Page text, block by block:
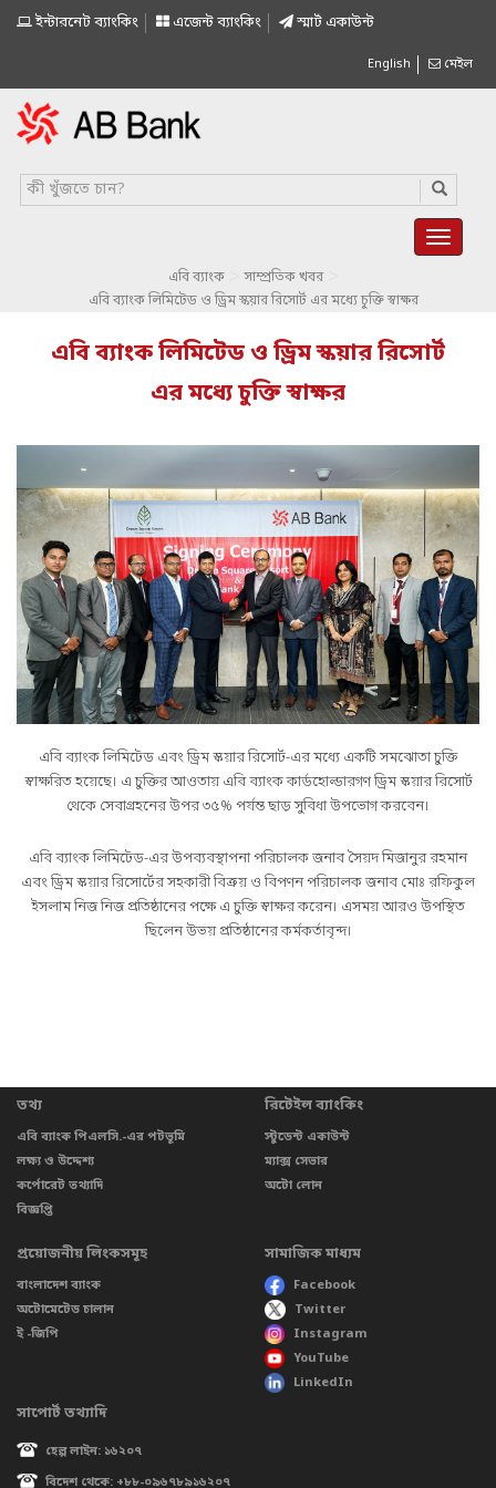
ইন্টারনেট ব্যাংকিং এজেন্ট ব্যাংকিং স্মাৰ্ট একাউন্ট
English মেইল
এবি ব্যাংক সাম্প্রতিক খবর
এবি ব্যাংক লিমিটেড ও ড্রিম স্কয়ার রিসোর্ট এর মধ্যে চুক্তি স্বাক্ষর
এবি ব্যাংক লিমিটেড ও ড্রিম স্কয়ার রিসোর্ট
এর মধ্যে চুক্তি স্বাক্ষর
এবি ব্যাংক লিমিটেড এবং ড্রিম স্কয়ার রিসোর্ট-এর মধ্যে একটি সমঝোতা চুক্তি
স্বাক্ষরিত হয়েছে। এ চুক্তির আওতায় এবি ব্যাংক কার্ডহোল্ডারগণ ড্রিম স্কয়ার রিসোর্ট
থেকে সেবাগ্রহনের উপর ৩৫% পর্যন্ত ছাড় সুবিধা উপভোগ করবেন।
এবি ব্যাংক লিমিটেড-এর উপব্যবস্থাপনা পরিচালক জনাব সৈয়দ মিজানুর রহমান
এবং ড্রিম স্কয়ার রিসোর্টের সহকারী বিক্রয় ও বিপণন পরিচালক জনাব মোঃ রফিকুল
ইসলাম নিজ নিজ প্রতিষ্ঠানের পক্ষে এ চুক্তি স্বাক্ষর করেন। এসময় আরও উপস্থিত
ছিলেন উভয় প্রতিষ্ঠানের কর্মকর্তাবৃন্দ।
তথ্য
এবি ব্যাংক পিএলসি.-এর পটভূমি
লক্ষ্য ও উদ্দেশ্য
কর্পোরেট তথ্যাদি
বিজ্ঞপ্তি
রিটেইল ব্যাংকিং
স্টুডেন্ট একাউন্ট
ম্যাক্স সেভার
অটো লোন
প্রয়োজনীয় লিংকসমূহ
বাংলাদেশ ব্যাংক
অটোমেটেড চালান
ই -জিপি
সামাজিক মাধ্যম
Facebook
Twitter
Instagram
YouTube
LinkedIn
সাপোর্ট তথ্যাদি
হেল্প লাইন: ১৬২০৭
বিদেশ থেকে: +৮৮-০৯৬৭৮৯১৬২০৭